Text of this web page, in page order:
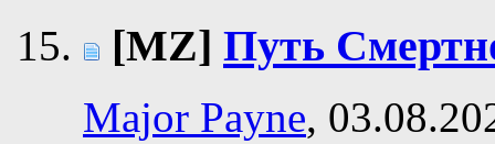
[MZ] Путь
Major Payne,